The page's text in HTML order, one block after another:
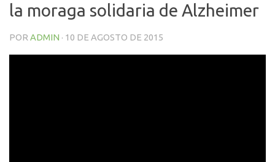
la moraga solidaria de Alzheimer
POR ADMIN · 10 DE AGOSTO DE 2015